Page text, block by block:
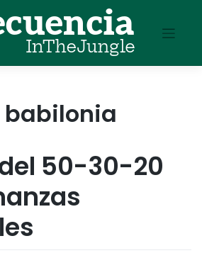
babilonia
50-30-20